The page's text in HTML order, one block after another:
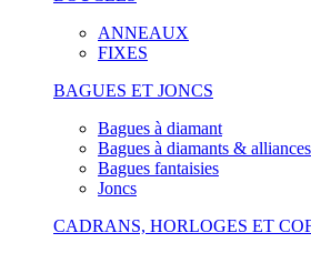
ANNEAUX
FIXES
BAGUES ET JONCS
Bagues à diamant
Bagues à diamants & alliances
Bagues fantaisies
Joncs
CADRANS, HORLOGES ET